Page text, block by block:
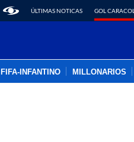
ÚLTIMAS NOTICAS GOL CARACOL
FIFA-INFANTINO MILLONARIOS